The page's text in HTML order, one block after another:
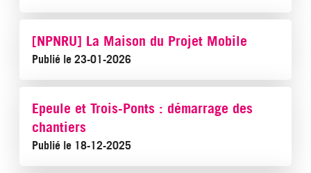
[NPNRU] La Maison du Projet Mobile
Publié le 23-01-2026
Epeule et Trois-Ponts : démarrage des
chantiers
Publié le 18-12-2025